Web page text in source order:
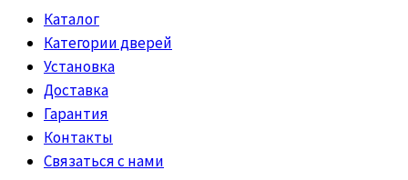
Каталог
Категории дверей
Установка
Доставка
Гарантия
Контакты
Связаться с нами